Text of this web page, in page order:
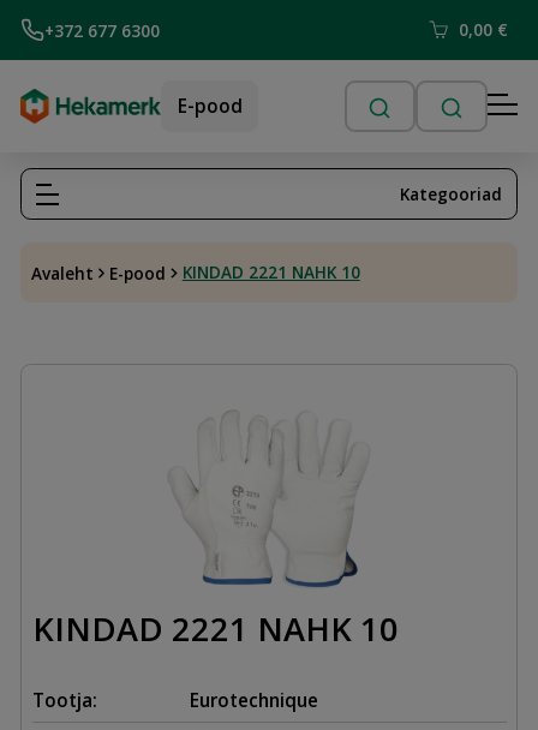
+372 677 6300 0,00 €
E-pood
Avaleht E-pood KINDAD 2221 NAHK 10
Kategooriad
KINDAD 2221 NAHK 10
Tootja:
Eurotechnique